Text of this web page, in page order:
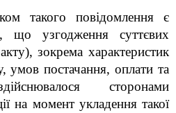
такого повідомлення є
що узгодження суттєвих
зокрема характеристик
умов постачання, оплати та
сторонами
на момент укладення такої